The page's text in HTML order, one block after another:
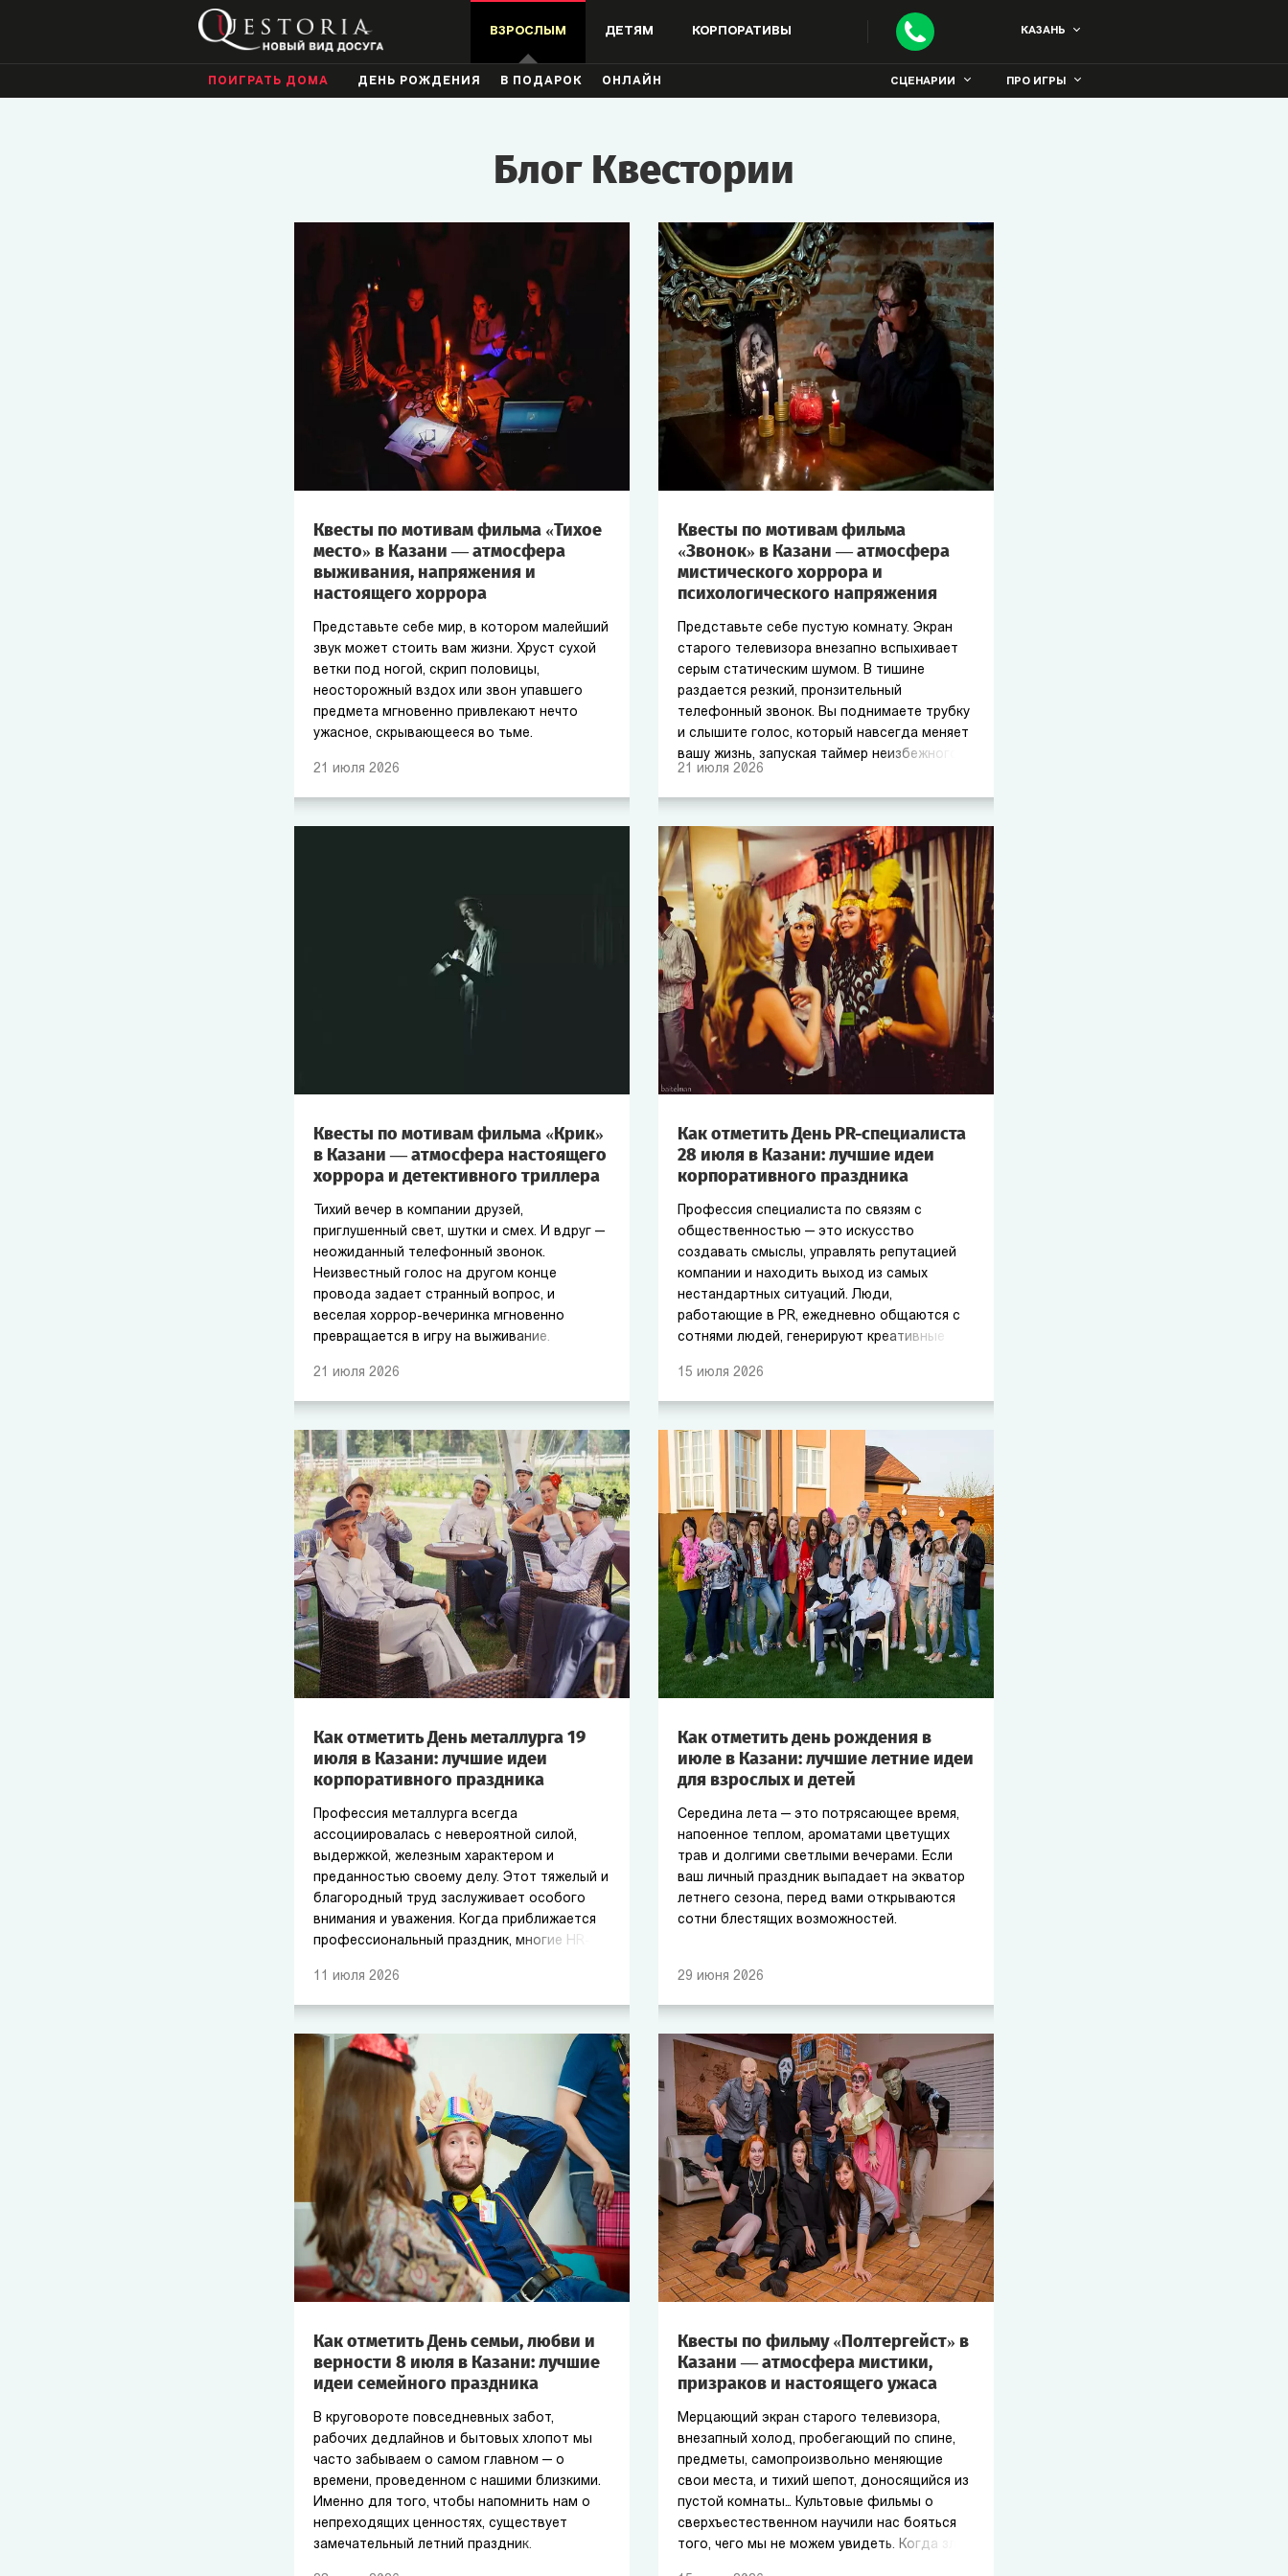
ВЗРОСЛЫМ ДЕТЯМ КОРПОРАТИВЫ КАЗАНЬ
ПОИГРАТЬ ДОМА ДЕНЬ РОЖДЕНИЯ В ПОДАРОК ОНЛАЙН СЦЕНАРИИ ПРО ИГРЫ
Блог Квестории
Квесты по мотивам фильма «Тихое
место» в Казани — атмосфера
выживания, напряжения и
настоящего хоррора
Представьте себе мир, в котором малейший
звук может стоить вам жизни. Хруст сухой
ветки под ногой, скрип половицы,
неосторожный вздох или звон упавшего
предмета мгновенно привлекают нечто
ужасное, скрывающееся во тьме.
21 июля 2026
Квесты по мотивам фильма
«Звонок» в Казани — атмосфера
мистического хоррора и
психологического напряжения
Представьте себе пустую комнату. Экран
старого телевизора внезапно вспыхивает
серым статическим шумом. В тишине
раздается резкий, пронзительный
телефонный звонок. Вы поднимаете трубку
и слышите голос, который навсегда меняет
вашу жизнь, запуская таймер неизбежного.
21 июля 2026
Квесты по мотивам фильма «Крик»
в Казани — атмосфера настоящего
хоррора и детективного триллера
Тихий вечер в компании друзей,
приглушенный свет, шутки и смех. И вдруг —
неожиданный телефонный звонок.
Неизвестный голос на другом конце
провода задает странный вопрос, и
веселая хоррор-вечеринка мгновенно
превращается в игру на выживание.
21 июля 2026
Как отметить День PR-специалиста
28 июля в Казани: лучшие идеи
корпоративного праздника
Профессия специалиста по связям с
общественностью — это искусство
создавать смыслы, управлять репутацией
компании и находить выход из самых
нестандартных ситуаций. Люди,
работающие в PR, ежедневно общаются с
сотнями людей, генерируют креативные
строят позитивный бренд работодателя.
Именно поэтому, когда приближается их
закономерный вопрос: как отметить день
PR-специалиста так, чтобы удивить тех, кто
сам привык удивлять других?
15 июля 2026
Как отметить День металлурга 19
июля в Казани: лучшие идеи
корпоративного праздника
Профессия металлурга всегда
ассоциировалась с невероятной силой,
выдержкой, железным характером и
преданностью своему делу. Этот тяжелый и
благородный труд заслуживает особого
внимания и уважения. Когда приближается
профессиональный праздник, многие HR-
вопросом, как отметить день металлурга
так, чтобы каждый сотрудник почувствовал
сблизился с коллегами.
11 июля 2026
Как отметить день рождения в
июле в Казани: лучшие летние идеи
для взрослых и детей
Середина лета — это потрясающее время,
напоенное теплом, ароматами цветущих
трав и долгими светлыми вечерами. Если
ваш личный праздник выпадает на экватор
летнего сезона, перед вами открываются
сотни блестящих возможностей.
29 июня 2026
Как отметить День семьи, любви и
верности 8 июля в Казани: лучшие
идеи семейного праздника
В круговороте повседневных забот,
рабочих дедлайнов и бытовых хлопот мы
часто забываем о самом главном — о
времени, проведенном с нашими близкими.
Именно для того, чтобы напомнить нам о
непреходящих ценностях, существует
замечательный летний праздник.
Квесты по фильму «Полтергейст» в
Казани — атмосфера мистики,
призраков и настоящего ужаса
Мерцающий экран старого телевизора,
внезапный холод, пробегающий по спине,
предметы, самопроизвольно меняющие
свои места, и тихий шепот, доносящийся из
пустой комнаты… Культовые фильмы о
сверхъестественном научили нас бояться
того, чего мы не можем увидеть. Когда зло